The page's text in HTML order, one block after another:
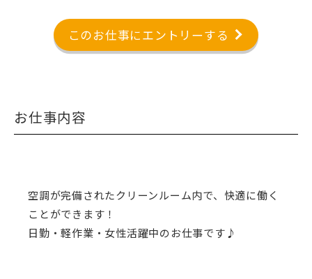
このお仕事にエントリーする
お仕事内容
空調が完備されたクリーンルーム内で、快適に働く
ことができます！
日勤・軽作業・女性活躍中のお仕事です♪